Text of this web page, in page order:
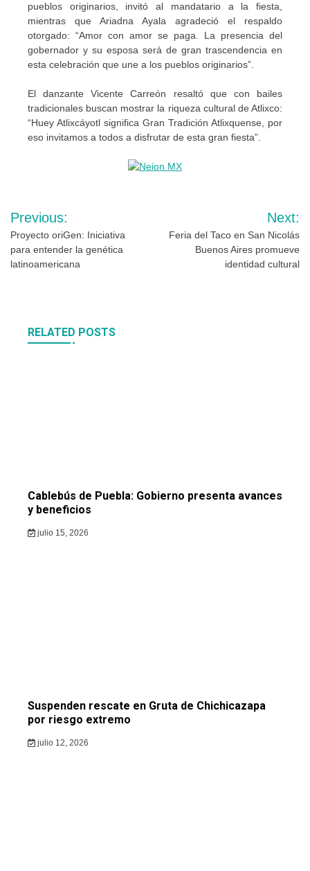
pueblos originarios, invitó al mandatario a la fiesta,
mientras que Ariadna Ayala agradeció el respaldo
otorgado: “Amor con amor se paga. La presencia del
gobernador y su esposa será de gran trascendencia en
esta celebración que une a los pueblos originarios”.
El danzante Vicente Carreón resaltó que con bailes
tradicionales buscan mostrar la riqueza cultural de Atlixco:
“Huey Atlixcáyotl significa Gran Tradición Atlixquense, por
eso invitamos a todos a disfrutar de esta gran fiesta”.
Navegación
de
entradas
Previous:
Proyecto oriGen: Iniciativa
para entender la genética
latinoamericana
Next:
Feria del Taco en San Nicolás
Buenos Aires promueve
identidad cultural
RELATED POSTS
Cablebús de Puebla: Gobierno presenta avances
y beneficios
julio 15, 2026
Suspenden rescate en Gruta de Chichicazapa
por riesgo extremo
julio 12, 2026